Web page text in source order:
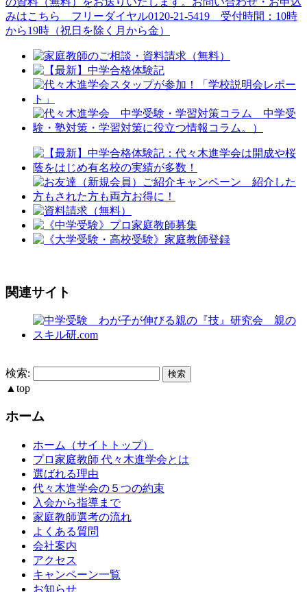
関連サイト
検索:
▲ top
ホーム
ホーム（サイトトップ）
プロ家庭教師 代々木進学会とは
選ばれる理由
代々木進学会の５つの約束
入会から指導まで
家庭教師選考の流れ
よくある質問
会社案内
アクセス
キャンペーン一覧
お知らせ